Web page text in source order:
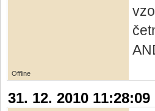
Offline
31. 12. 2010 11:28:09